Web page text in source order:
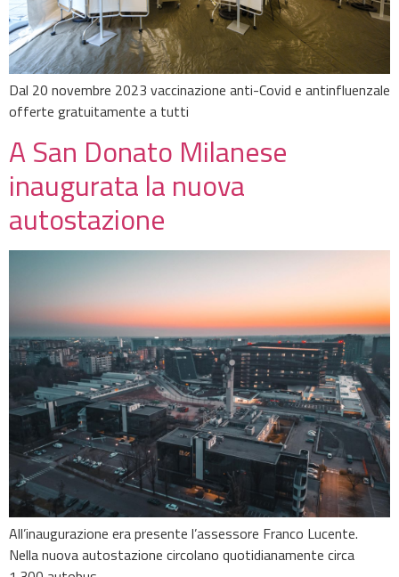
Dal 20 novembre 2023 vaccinazione anti-Covid e antinfluenzale
offerte gratuitamente a tutti
A San Donato Milanese
inaugurata la nuova
autostazione
All’inaugurazione era presente l’assessore Franco Lucente.
Nella nuova autostazione circolano quotidianamente circa